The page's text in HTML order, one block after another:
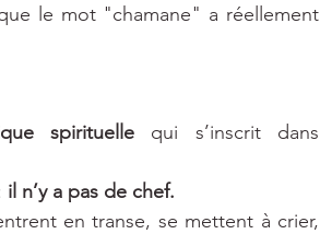
le mot "chamane" a réellement
spirituelle
il n’y a pas de chef.
en transe, se mettent à crier,